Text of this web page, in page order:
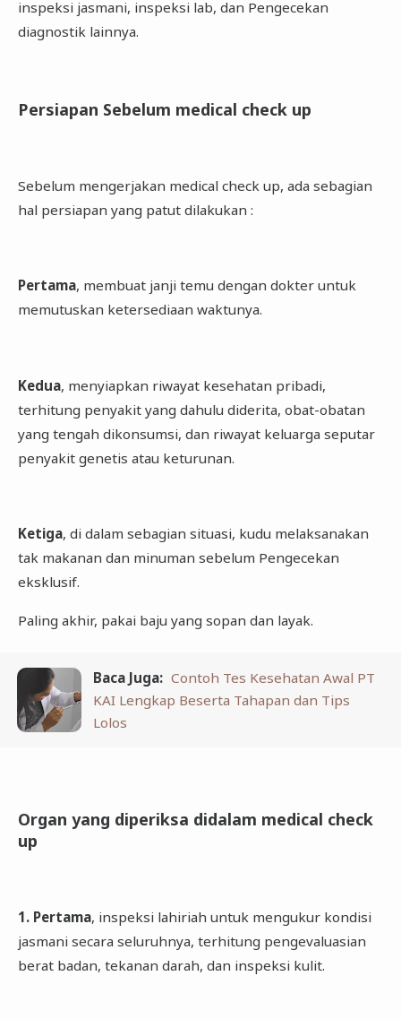
inspeksi jasmani, inspeksi lab, dan Pengecekan
diagnostik lainnya.
Persiapan Sebelum medical check up
Sebelum mengerjakan medical check up, ada sebagian
hal persiapan yang patut dilakukan :
Pertama, membuat janji temu dengan dokter untuk
memutuskan ketersediaan waktunya.
Kedua, menyiapkan riwayat kesehatan pribadi,
terhitung penyakit yang dahulu diderita, obat-obatan
yang tengah dikonsumsi, dan riwayat keluarga seputar
penyakit genetis atau keturunan.
Ketiga, di dalam sebagian situasi, kudu melaksanakan
tak makanan dan minuman sebelum Pengecekan
eksklusif.
Paling akhir, pakai baju yang sopan dan layak.
Baca Juga: Contoh Tes Kesehatan Awal PT
KAI Lengkap Beserta Tahapan dan Tips
Lolos
Organ yang diperiksa didalam medical check
up
1. Pertama, inspeksi lahiriah untuk mengukur kondisi
jasmani secara seluruhnya, terhitung pengevaluasian
berat badan, tekanan darah, dan inspeksi kulit.